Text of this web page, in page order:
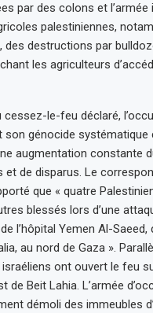
par des colons et l’armée
palestiniennes,
des destructions par
les agriculteurs
cessez-le-feu déclaré,
son génocide systématique
augmentation constante
de disparus. Le
que « quatre
blessés lors d’une
l’hôpital Yemen Al-Saeed,
au nord de Gaza ».
ont ouvert le feu
de Beit Lahia. L’armée
démoli des immeubles